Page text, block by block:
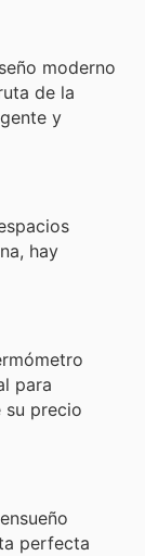
moderno
de la
y
hay
para
su precio
perfecta